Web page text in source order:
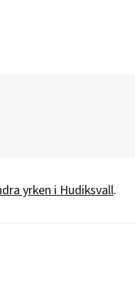
yrken iHudiksvall.